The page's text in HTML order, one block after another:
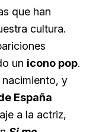
que han
cultura.
un icono pop.
y
España
a la actriz,